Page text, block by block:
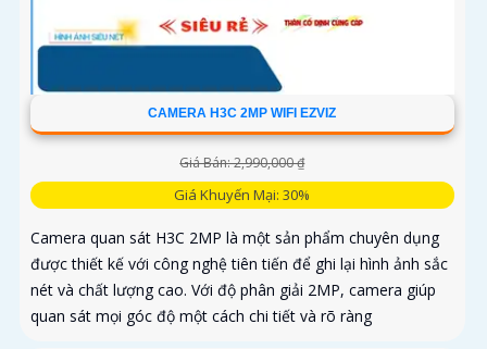
CAMERA H3C 2MP WIFI EZVIZ
Giá Bán: 2,990,000 ₫
Giá Khuyến Mại: 30%
Camera quan sát H3C 2MP là một sản phẩm chuyên dụng
được thiết kế với công nghệ tiên tiến để ghi lại hình ảnh sắc
nét và chất lượng cao. Với độ phân giải 2MP, camera giúp
quan sát mọi góc độ một cách chi tiết và rõ ràng